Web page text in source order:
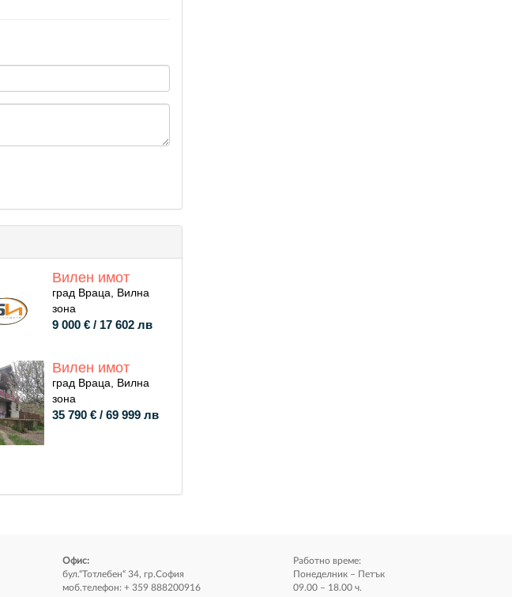
Вилен имот
град Враца, Вилна
зона
9 000 € / 17 602 лв
Вилен имот
град Враца, Вилна
зона
35 790 € / 69 999 лв
Офис:
бул.“Тотлебен“ 34, гр.София
моб.телефон: + 359 888200916
Работно време:
Понеделник – Петък
09.00 – 18.00 ч.